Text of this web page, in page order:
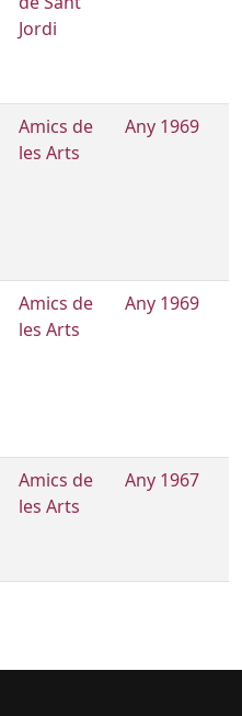
Jordi
Amics de
les Arts
Any 1969
Amics de
les Arts
Any 1969
Amics de
les Arts
Any 1967